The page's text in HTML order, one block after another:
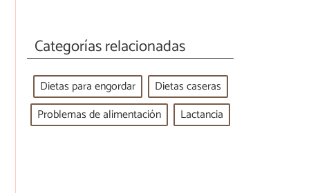
Categorías relacionadas
Dietas para engordar
Dietas caseras
Problemas de alimentación
Lactancia